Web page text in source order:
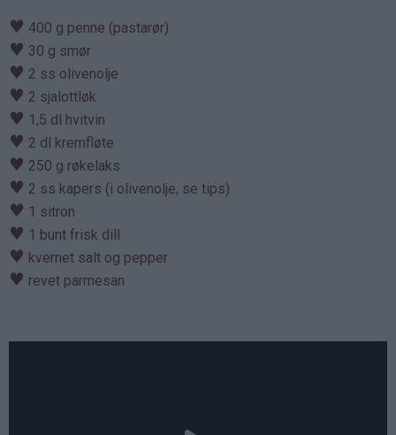
♥ 400 g penne (pastarør)
♥ 30 g smør
♥ 2 ss olivenolje
♥ 2 sjalottløk
♥ 1,5 dl hvitvin
♥ 2 dl kremfløte
♥ 250 g røkelaks
♥ 2 ss kapers (i olivenolje, se tips)
♥ 1 sitron
♥ 1 bunt frisk dill
♥ kvernet salt og pepper
♥ revet parmesan